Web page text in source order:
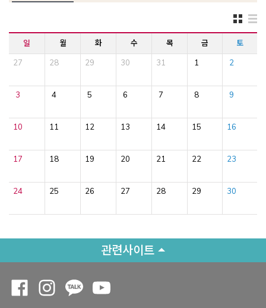
일 월 화 수 목 금 토
27 28 29 30 31 1 2
3 4 5 6 7 8 9
10 11 12 13 14 15 16
17 18 19 20 21 22 23
24 25 26 27 28 29 30
관련사이트
Opens a new window
Opens a new window
Opens a new window